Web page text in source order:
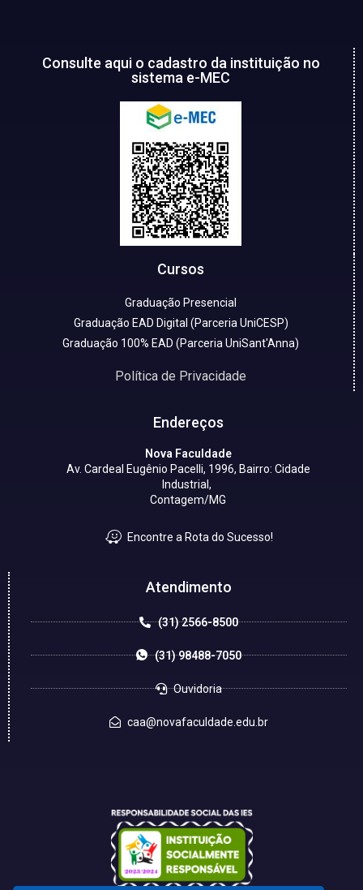
Consulte aqui o cadastro da instituição no
sistema e-MEC
Cursos
Graduação Presencial
Graduação EAD Digital (Parceria UniCESP)
Graduação 100% EAD (Parceria UniSant'Anna)
Política de Privacidade
Endereços
Nova Faculdade
Av. Cardeal Eugênio Pacelli, 1996, Bairro: Cidade
Industrial,
Contagem/MG
Encontre a Rota do Sucesso!
Atendimento
(31) 2566-8500
(31) 98488-7050
Ouvidoria
caa@novafaculdade.edu.br